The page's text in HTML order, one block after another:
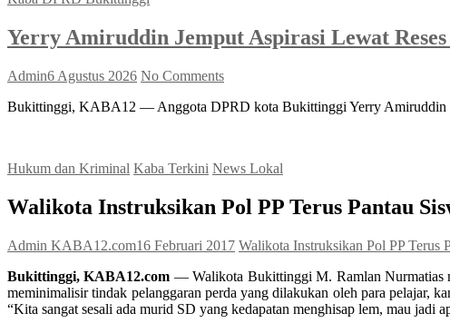
Yerry Amiruddin Jemput Aspirasi Lewat
Admin6 Agustus 2026 No Comments
Bukittinggi, KABA12 — Anggota DPRD kota Bukittinggi Yerry Amiruddin
Hukum dan Kriminal Kaba Terkini News Lokal
Walikota Instruksikan Pol PP Terus Pantau
Admin KABA12.com16 Februari 2017 Walikota Instruksikan Pol PP Terus
Bukittinggi, KABA12.com — Walikota Bukittinggi M. Ramlan Nurmatias
meminimalisir tindak pelanggaran perda yang dilakukan oleh para pelajar,
“Kita sangat sesali ada murid SD yang kedapatan menghisap lem, mau